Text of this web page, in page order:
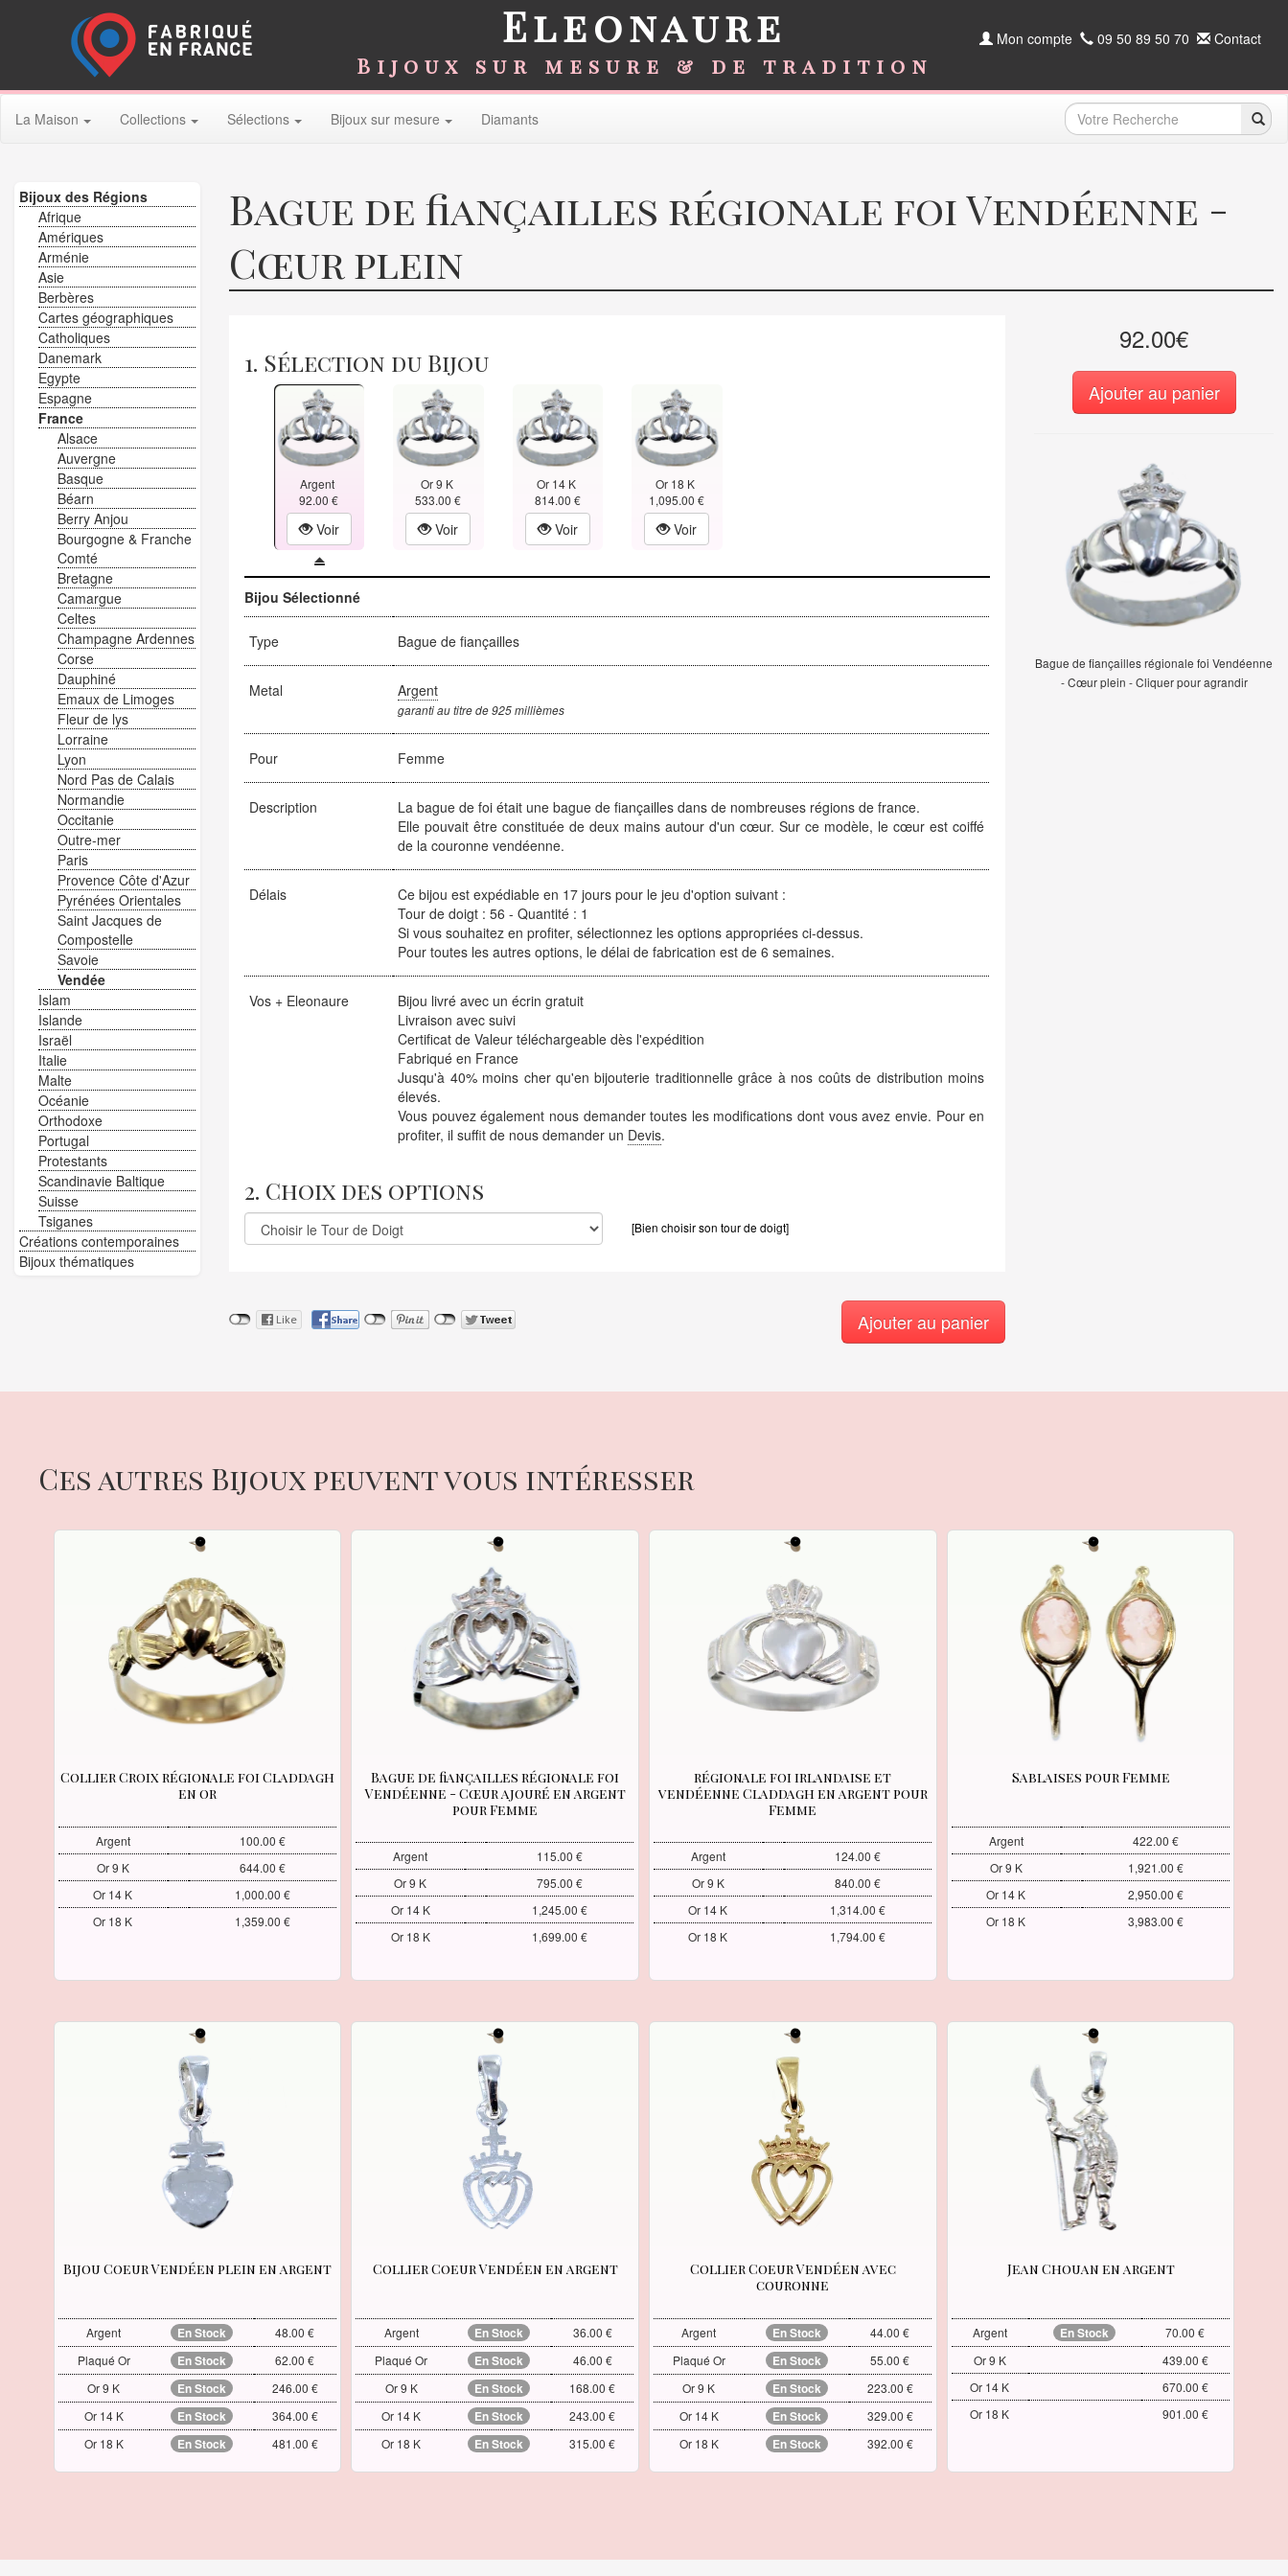
Eleonaure
Bijoux sur mesure & de tradition
Mon compte 09 50 89 50 70 Contact
La Maison Collections Sélections Bijoux sur mesure Diamants
Bague de fiançailles régionale foi Vendéenne -
Cœur plein
92.00€
Ajouter au panier
Bague de fiançailles régionale foi Vendéenne
- Cœur plein - Cliquer pour agrandir
1. Sélection du Bijou
Argent
92.00 €
Voir
Or 9 K
533.00 €
Voir
Or 14 K
814.00 €
Voir
Or 18 K
1,095.00 €
Voir
Bijou Sélectionné
Type Bague de fiançailles
Metal Argent
garanti au titre de 925 millièmes
Pour Femme
Description
La bague de foi était une bague de fiançailles dans de nombreuses régions de france.
Elle pouvait être constituée de deux mains autour d'un cœur. Sur ce modèle, le cœur est coiffé
de la couronne vendéenne.
Délais
Ce bijou est expédiable en 17 jours pour le jeu d'option suivant :
Tour de doigt : 56 - Quantité : 1
Si vous souhaitez en profiter, sélectionnez les options appropriées ci-dessus.
Pour toutes les autres options, le délai de fabrication est de 6 semaines.
Vos + Eleonaure
Bijou livré avec un écrin gratuit
Livraison avec suivi
Certificat de Valeur téléchargeable dès l'expédition
Fabriqué en France
Jusqu'à 40% moins cher qu'en bijouterie traditionnelle grâce à nos coûts de distribution moins
élevés.
Vous pouvez également nous demander toutes les modifications dont vous avez envie. Pour en
profiter, il suffit de nous demander un Devis.
2. Choix des options
[Bien choisir son tour de doigt]
Ajouter au panier
Bijoux des Régions
Afrique
Amériques
Arménie
Asie
Berbères
Cartes géographiques
Catholiques
Danemark
Egypte
Espagne
France
Alsace
Auvergne
Basque
Béarn
Berry Anjou
Bourgogne & Franche
Comté
Bretagne
Camargue
Celtes
Champagne Ardennes
Corse
Dauphiné
Emaux de Limoges
Fleur de lys
Lorraine
Lyon
Nord Pas de Calais
Normandie
Occitanie
Outre-mer
Paris
Provence Côte d'Azur
Pyrénées Orientales
Saint Jacques de
Compostelle
Savoie
Vendée
Islam
Islande
Israël
Italie
Malte
Océanie
Orthodoxe
Portugal
Protestants
Scandinavie Baltique
Suisse
Tsiganes
Créations contemporaines
Bijoux thématiques
Ces autres Bijoux peuvent vous intéresser
Collier Croix régionale foi Claddagh
en or
Argent
100.00 €
Or 9 K
644.00 €
Or 14 K
1,000.00 €
Or 18 K
1,359.00 €
Bague de fiançailles régionale foi
Vendéenne - Cœur ajouré en argent
pour Femme
Argent
115.00 €
Or 9 K
795.00 €
Or 14 K
1,245.00 €
Or 18 K
1,699.00 €
régionale foi irlandaise et
vendéenne Claddagh en argent pour
Femme
Argent
124.00 €
Or 9 K
840.00 €
Or 14 K
1,314.00 €
Or 18 K
1,794.00 €
Sablaises pour Femme
Argent
422.00 €
Or 9 K
1,921.00 €
Or 14 K
2,950.00 €
Or 18 K
3,983.00 €
Bijou Coeur Vendéen plein en argent
Argent En Stock
48.00 €
Plaqué Or
En Stock
62.00 €
Or 9 K
En Stock
246.00 €
Or 14 K
En Stock
364.00 €
Or 18 K
En Stock 481.00 €
Collier Coeur Vendéen en argent
Argent En Stock
36.00 €
Plaqué Or
En Stock
46.00 €
Or 9 K
En Stock
168.00 €
Or 14 K
En Stock
243.00 €
Or 18 K
En Stock 315.00 €
Collier Coeur Vendéen avec
couronne
Argent En Stock
44.00 €
Plaqué Or
En Stock
55.00 €
Or 9 K
En Stock
223.00 €
Or 14 K
En Stock
329.00 €
Or 18 K
En Stock 392.00 €
Jean Chouan en argent
Argent En Stock
70.00 €
Or 9 K
439.00 €
Or 14 K
670.00 €
Or 18 K
901.00 €